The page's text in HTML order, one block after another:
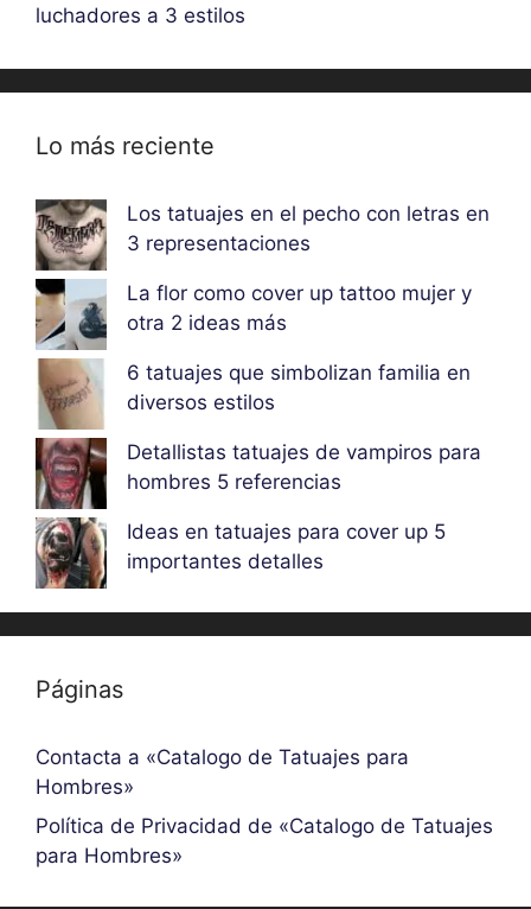
luchadores a 3 estilos
Lo más reciente
Los tatuajes en el pecho con letras en
3 representaciones
La flor como cover up tattoo mujer y
otra 2 ideas más
6 tatuajes que simbolizan familia en
diversos estilos
Detallistas tatuajes de vampiros para
hombres 5 referencias
Ideas en tatuajes para cover up 5
importantes detalles
Páginas
Contacta a «Catalogo de Tatuajes para
Hombres»
Política de Privacidad de «Catalogo de Tatuajes
para Hombres»